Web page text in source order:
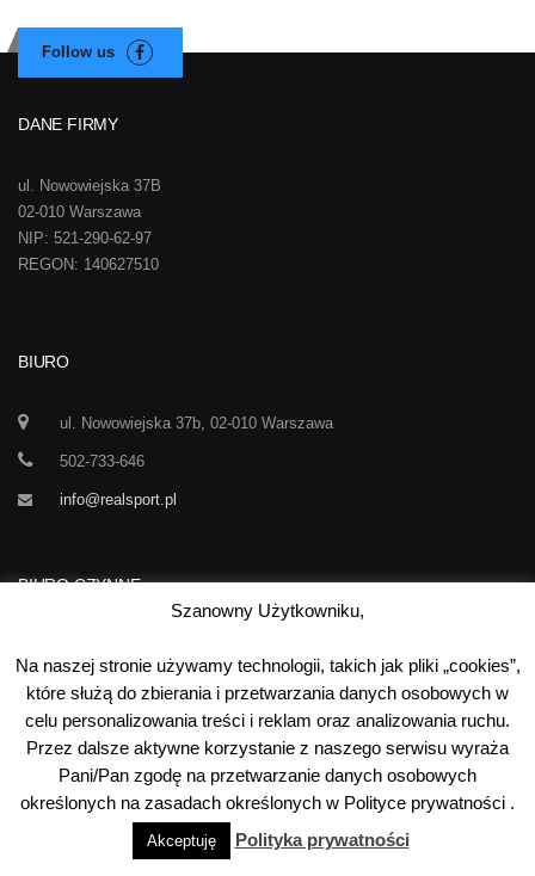
DANE FIRMY
ul. Nowowiejska 37B
02-010 Warszawa
NIP: 521-290-62-97
REGON: 140627510
BIURO
ul. Nowowiejska 37b, 02-010 Warszawa
502-733-646
info@realsport.pl
BIURO CZYNNE
7 dni w tygodniu
Poniedziałek-Piątek: 1000- 15
Sobota:
kontakt telefoniczny
Niedziela:
nieczynne
Szanowny Użytkowniku,
Na naszej stronie używamy technologii, takich jak pliki „cookies”,
które służą do zbierania i przetwarzania danych osobowych w
celu personalizowania treści i reklam oraz analizowania ruchu.
Przez dalsze aktywne korzystanie z naszego serwisu wyraża
Pani/Pan zgodę na przetwarzanie danych osobowych
określonych na zasadach określonych w Polityce prywatności .
Akceptuję Polityka prywatności